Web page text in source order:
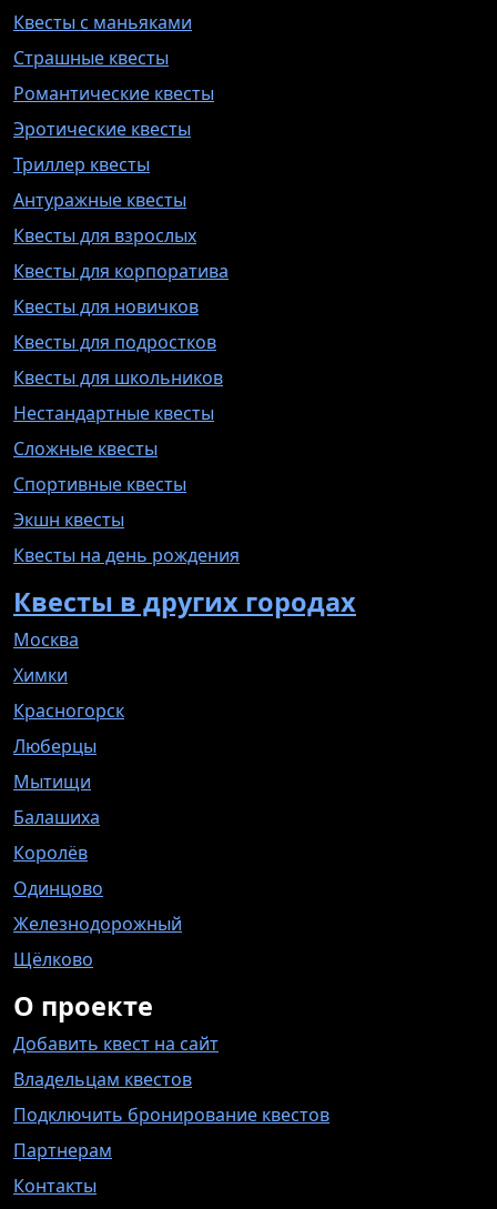
Квесты с маньяками
Страшные квесты
Романтические квесты
Эротические квесты
Триллер квесты
Антуражные квесты
Квесты для взрослых
Квесты для корпоратива
Квесты для новичков
Квесты для подростков
Квесты для школьников
Нестандартные квесты
Сложные квесты
Спортивные квесты
Экшн квесты
Квесты на день рождения
Квесты в других городах
Москва
Химки
Красногорск
Люберцы
Мытищи
Балашиха
Королёв
Одинцово
Железнодорожный
Щёлково
О проекте
Добавить квест на сайт
Владельцам квестов
Подключить бронирование квестов
Партнерам
Контакты